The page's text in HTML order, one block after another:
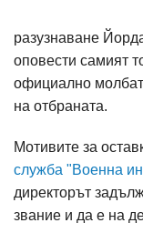
разузнаване
оповести самият
официално
на отбраната.
Мотивите за
служба "Военна
директорът
звание и да е на